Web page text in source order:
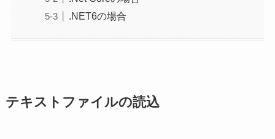
.NET6の場合
テキストファイルの読込